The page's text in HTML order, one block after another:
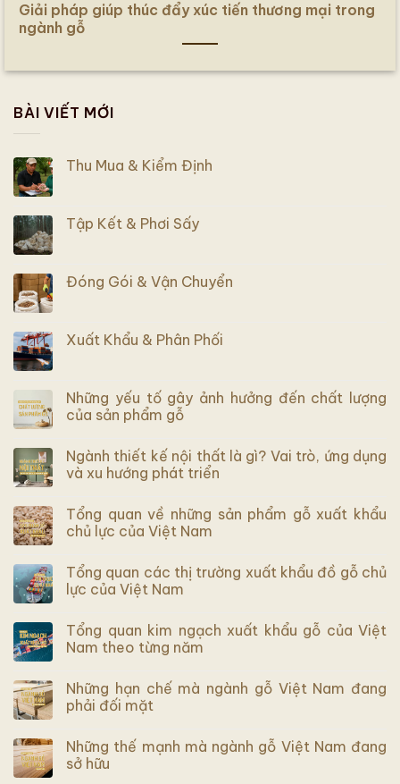
Giải pháp giúp thúc đẩy xúc tiến thương mại trong
ngành gỗ
BÀI VIẾT MỚI
Thu Mua & Kiểm Định
Tập Kết & Phơi Sấy
Đóng Gói & Vận Chuyển
Xuất Khẩu & Phân Phối
Những yếu tố gây ảnh hưởng đến chất lượng
của sản phẩm gỗ
Ngành thiết kế nội thất là gì? Vai trò, ứng dụng
và xu hướng phát triển
Tổng quan về những sản phẩm gỗ xuất khẩu
chủ lực của Việt Nam
Tổng quan các thị trường xuất khẩu đồ gỗ chủ
lực của Việt Nam
Tổng quan kim ngạch xuất khẩu gỗ của Việt
Nam theo từng năm
Những hạn chế mà ngành gỗ Việt Nam đang
phải đối mặt
Những thế mạnh mà ngành gỗ Việt Nam đang
sở hữu